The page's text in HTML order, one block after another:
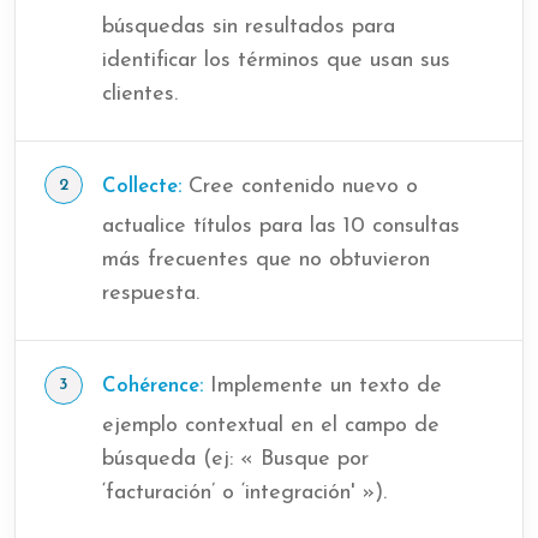
búsquedas sin resultados para
identificar los términos que usan sus
clientes.
Collecte: Cree contenido nuevo o
actualice títulos para las 10 consultas
más frecuentes que no obtuvieron
respuesta.
Cohérence: Implemente un texto de
ejemplo contextual en el campo de
búsqueda (ej: « Busque por
‘facturación’ o ‘integración' »).